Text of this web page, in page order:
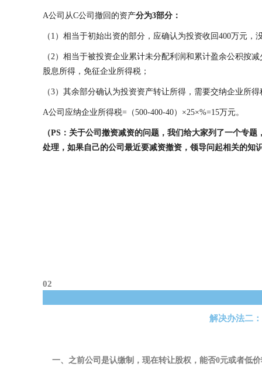
A公司从C公司撤回的资产分为3部分：
（1）相当于初始出资的部分，应确认为投资收回400万元，
（2）相当于被投资企业累计未分配利润和累计盈余公积按
股息所得，免征企业所得税；
（3）其余部分确认为投资资产转让所得，需要交纳企业所得
A公司应纳企业所得税=（500-400-40）×25×%=15万元。
（PS：关于公司撤资减资的问题，我们给大家列了一个专
处理，如果自己的公司最近要减资撤资，领导问起相关的知
02
解决办法二
一、 之前公司是认缴制，现在转让股权，能否0元或者低